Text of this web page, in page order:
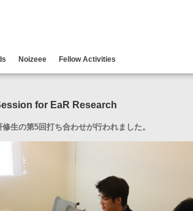
Noizeee Fellow Activities
for EaR Research
生の第5回打ち合わせが行われました。